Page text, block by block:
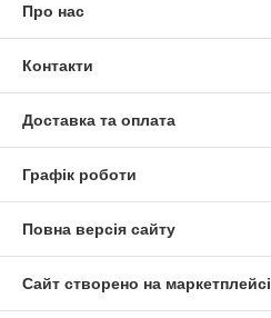
Про нас
Контакти
Доставка та оплата
Графік роботи
Повна версія сайту
Сайт створено на маркетплейсі